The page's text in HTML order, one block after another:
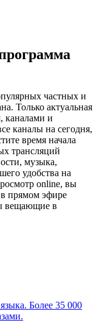
частных и
Только актуальная
каналами и
каналы на сегодня,
время начала
трансляций
музыка,
удобства на
online, вы
в прямом эфире
вещающие в
Более 35 000